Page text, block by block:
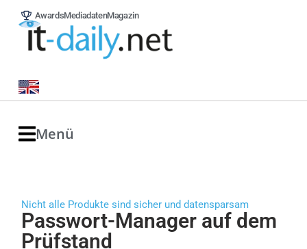
AwardsMediadatenMagazin
Menü
Nicht alle Produkte sind sicher und datensparsam
Passwort-Manager auf dem
Prüfstand